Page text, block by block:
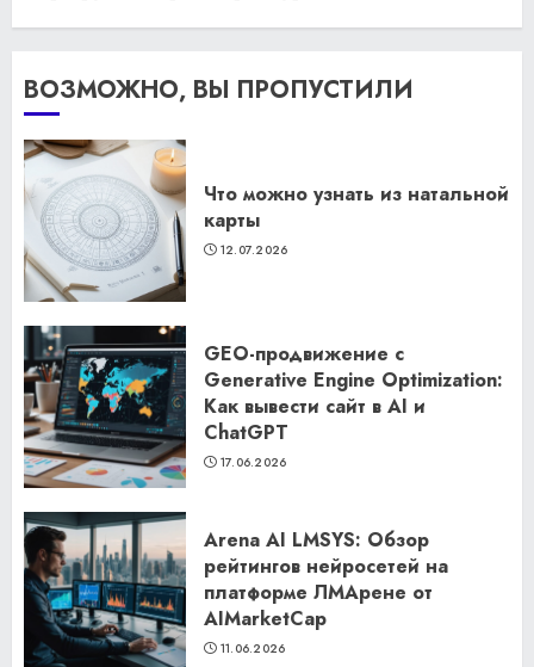
ВОЗМОЖНО, ВЫ ПРОПУСТИЛИ
Что можно узнать из натальной
карты
12.07.2026
GEO-продвижение с
Generative Engine Optimization:
Как вывести сайт в AI и
ChatGPT
17.06.2026
Arena AI LMSYS: Обзор
рейтингов нейросетей на
платформе ЛМАрене от
AIMarketCap
11.06.2026